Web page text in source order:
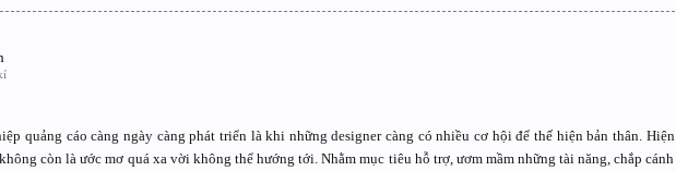
quảng cáo càng ngày càng phát triển là khi những designer càng có nhiều cơ hội để thế hiện bản thân. Hiện
còn là ước mơ quá xa vời không thể hướng tới. Nhằm mục tiêu hỗ trợ, ươm mầm những tài năng, chắp cánh